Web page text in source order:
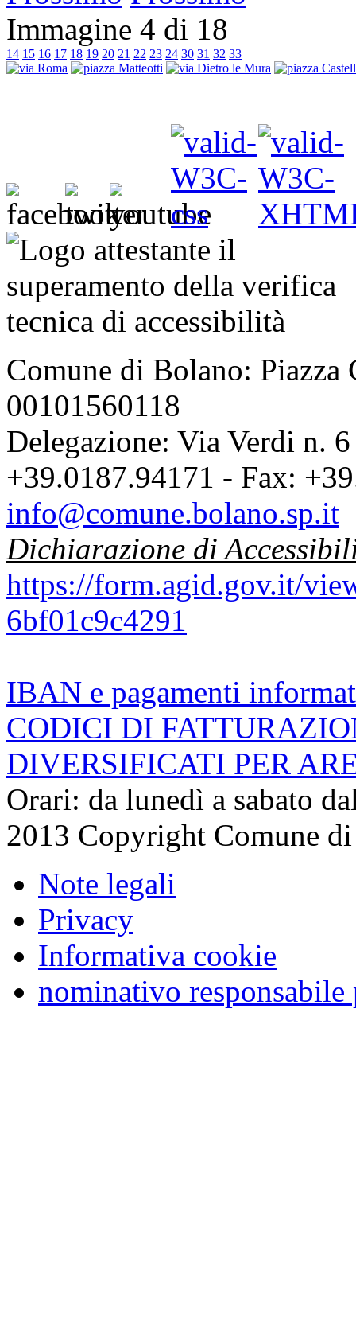
Immagine 4 di 18
14 15 16 17 18 19 20 21 22 23 24 30 31 32 33
Comune di Bolano:
00101560118
Delegazione: Via Verdi n.
+39.0187.94171 - Fax:
info@comune.bolano.sp.it
Dichiarazione di
https://form.agid.gov.it/
6bf01c9c4291
IBAN e pagamenti
CODICI DI
DIVERSIFICATI PER
Orari: da lunedì a sabato
2013 Copyright Comune
Note legali
Privacy
Informativa cookie
nominativo